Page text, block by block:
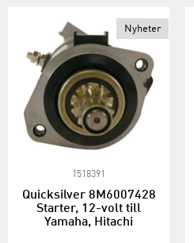
Nyheter
1518391
Quicksilver 8M6007428
Starter, 12-volt till
Yamaha, Hitachi